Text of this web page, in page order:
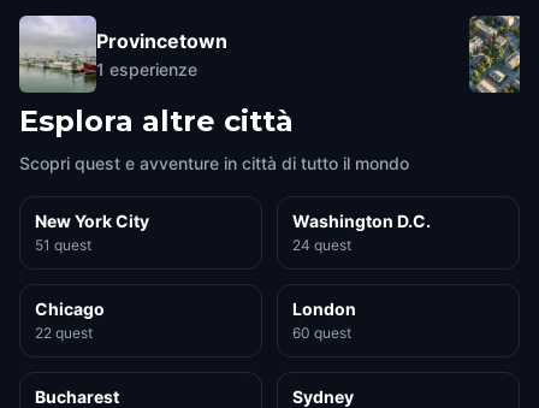
Provincetown
1 esperienze
Esplora altre città
Scopri quest e avventure in città di tutto il mondo
New York City
51 quest
Washington D.C.
24 quest
Chicago
22 quest
London
60 quest
Bucharest Sydney